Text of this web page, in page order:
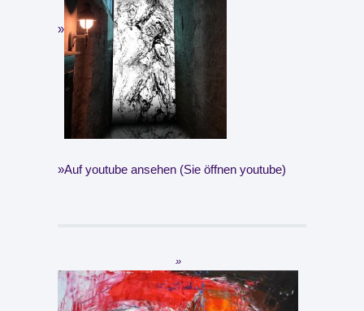
Auf youtube ansehen (Sie öffnen youtube)